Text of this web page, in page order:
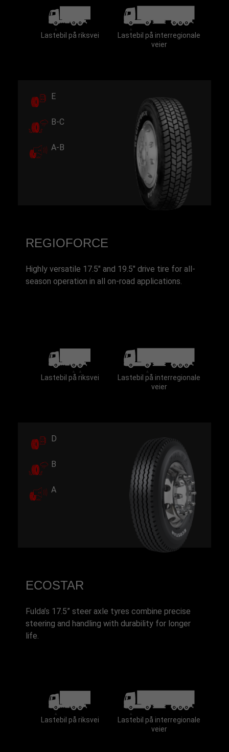
Lastebil på riksvei
Lastebil på interregionale
veier
E
B-C
A-B
REGIOFORCE
Highly versatile 17.5" and 19.5" drive tire for all-
season operation in all on-road applications.
Lastebil på riksvei
Lastebil på interregionale
veier
D
B
A
ECOSTAR
Fulda’s 17.5” steer axle tyres combine precise
steering and handling with durability for longer
life.
Lastebil på riksvei
Lastebil på interregionale
veier